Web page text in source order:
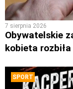
7 sierpnia 2026
Obywatelskie
kobieta
SPORT